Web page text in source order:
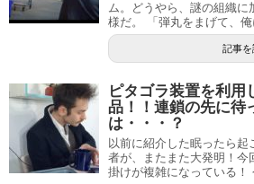
ム。どうやら、謎の組織
様だ。 「弾丸をまげて、俺
記事を
ピタゴラ装置を利用
品！！連鎖の先に待
は・・・？
以前に紹介した眠ったら起
者が、またまた大発明！今
掛けが複雑になっている！